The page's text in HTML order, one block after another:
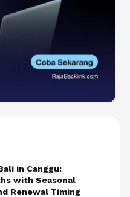
in Canggu:
with Seasonal
Renewal Timing